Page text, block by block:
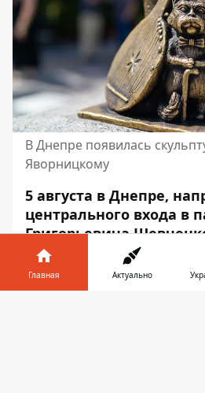
В Днепре появилась
Яворницкому
5 августа в Днепре,
центрального входа в
Григорьевича
установлена ​​еще одна
минискульптура. Это
Она посвящена
Главная Актуально